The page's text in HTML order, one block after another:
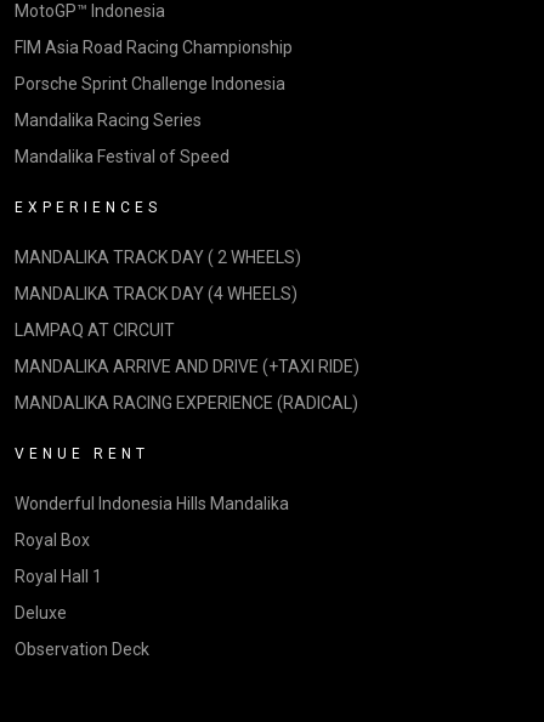
MotoGP™ Indonesia
FIM Asia Road Racing Championship
Porsche Sprint Challenge Indonesia
Mandalika Racing Series
Mandalika Festival of Speed
EXPERIENCES
MANDALIKA TRACK DAY ( 2 WHEELS)
MANDALIKA TRACK DAY (4 WHEELS)
LAMPAQ AT CIRCUIT
MANDALIKA ARRIVE AND DRIVE (+TAXI RIDE)
MANDALIKA RACING EXPERIENCE (RADICAL)
VENUE RENT
Wonderful Indonesia Hills Mandalika
Royal Box
Royal Hall 1
Deluxe
Observation Deck